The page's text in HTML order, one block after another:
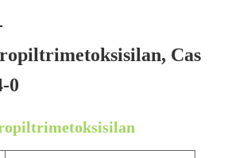
Cas
0